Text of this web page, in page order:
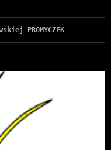
PROMYCZEK